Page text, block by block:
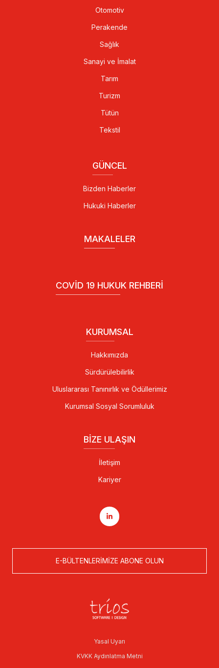
Otomotiv
Perakende
Sağlık
Sanayi ve İmalat
Tarım
Turizm
Tütün
Tekstil
GÜNCEL
Bizden Haberler
Hukuki Haberler
MAKALELER
COVID 19 HUKUK REHBERI
KURUMSAL
Hakkımızda
Sürdürülebilirlik
Uluslararası Tanınırlık ve Ödüllerimiz
Kurumsal Sosyal Sorumluluk
BIZE ULAŞIN
İletişim
Kariyer
E-BÜLTENLERIMIZE ABONE OLUN
Yasal Uyarı
KVKK Aydınlatma Metni